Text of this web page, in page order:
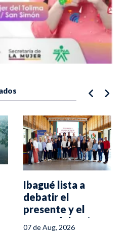
Ibagué lista a
debatir el
presente y el
futuro del turismo
07 de Aug, 2026